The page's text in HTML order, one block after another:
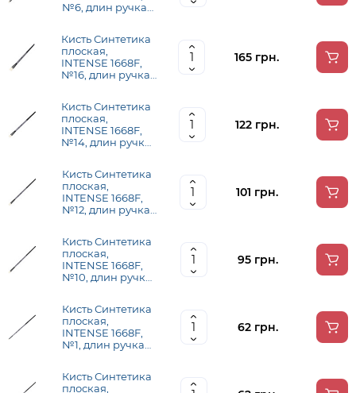
№6, длин ручка
Кисть Синтетика
плоская,
INTENSE 1668F,
№16, длин ручка
165 грн.
Кисть Синтетика
плоская,
INTENSE 1668F,
№14, длин ручка
122 грн.
Кисть Синтетика
плоская,
INTENSE 1668F,
№12, длин ручка
101 грн.
Кисть Синтетика
плоская,
INTENSE 1668F,
№10, длин ручка
95 грн.
Кисть Синтетика
плоская,
INTENSE 1668F,
№1, длин ручка
62 грн.
Кисть Синтетика
плоская,